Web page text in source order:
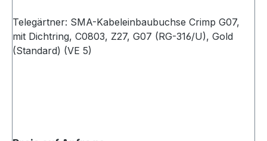
Telegärtner: SMA-Kabeleinbaubuchse Crimp G07,
mit Dichtring, C0803, Z27, G07 (RG-316/U), Gold
(Standard) (VE 5)